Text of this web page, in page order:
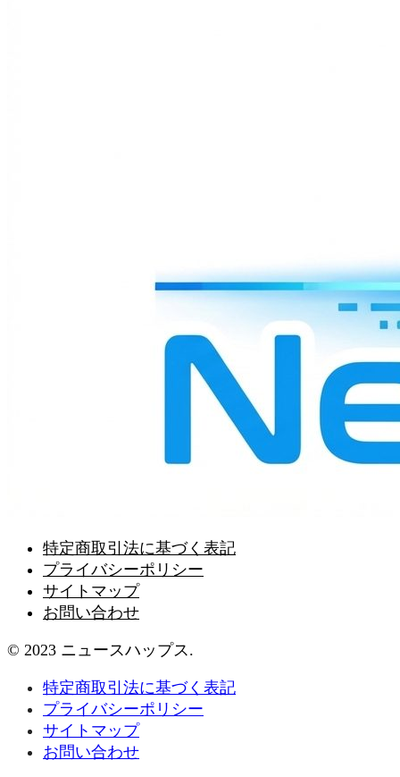
特定商取引法に基づく表記
プライバシーポリシー
サイトマップ
お問い合わせ
© 2023 ニュースハップス.
特定商取引法に基づく表記
プライバシーポリシー
サイトマップ
お問い合わせ